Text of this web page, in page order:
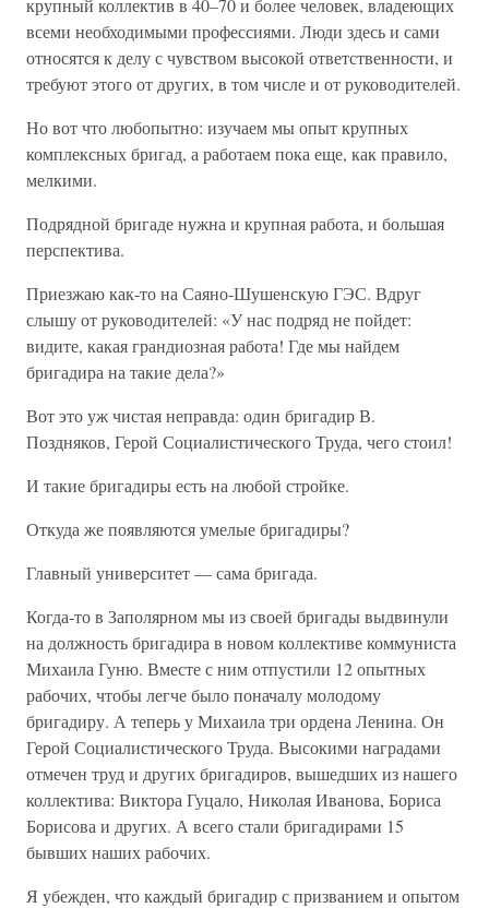
крупный коллектив в 40–70 и более человек, владеющих
всеми необходимыми профессиями. Люди здесь и сами
относятся к делу с чувством высокой ответственности, и
требуют этого от других, в том числе и от руководителей.
Но вот что любопытно: изучаем мы опыт крупных
комплексных бригад, а работаем пока еще, как правило,
мелкими.
Подрядной бригаде нужна и крупная работа, и большая
перспектива.
Приезжаю как-то на Саяно-Шушенскую ГЭС. Вдруг
слышу от руководителей: «У нас подряд не пойдет:
видите, какая грандиозная работа! Где мы найдем
бригадира на такие дела?»
Вот это уж чистая неправда: один бригадир В.
Поздняков, Герой Социалистического Труда, чего стоил!
И такие бригадиры есть на любой стройке.
Откуда же появляются умелые бригадиры?
Главный университет — сама бригада.
Когда-то в Заполярном мы из своей бригады выдвинули
на должность бригадира в новом коллективе коммуниста
Михаила Гуню. Вместе с ним отпустили 12 опытных
рабочих, чтобы легче было поначалу молодому
бригадиру. А теперь у Михаила три ордена Ленина. Он
Герой Социалистического Труда. Высокими наградами
отмечен труд и других бригадиров, вышедших из нашего
коллектива: Виктора Гуцало, Николая Иванова, Бориса
Борисова и других. А всего стали бригадирами 15
бывших наших рабочих.
Я убежден, что каждый бригадир с призванием и опытом